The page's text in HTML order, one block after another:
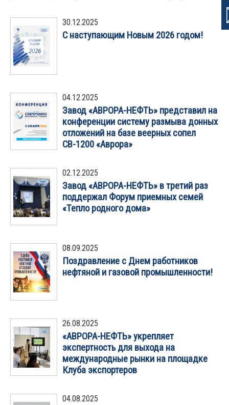
30.12.2025
С наступающим Новым 2026 годом!
04.12.2025
Завод «АВРОРА-НЕФТЬ» представил на
конференции систему размыва донных
отложений на базе веерных сопел
СВ-1200 «Аврора»
02.12.2025
Завод «АВРОРА-НЕФТЬ» в третий раз
поддержал Форум приемных семей
«Тепло родного дома»
08.09.2025
Поздравление с Днем работников
нефтяной и газовой промышленности!
26.08.2025
«АВРОРА-НЕФТЬ» укрепляет
экспертность для выхода на
международные рынки на площадке
Клуба экспортеров
04.08.2025